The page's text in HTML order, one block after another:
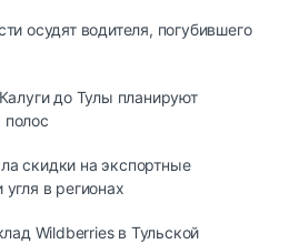
осудят водителя, погубившего
до Тулы планируют
скидки на экспортные
в регионах
Wildberries в Тульской